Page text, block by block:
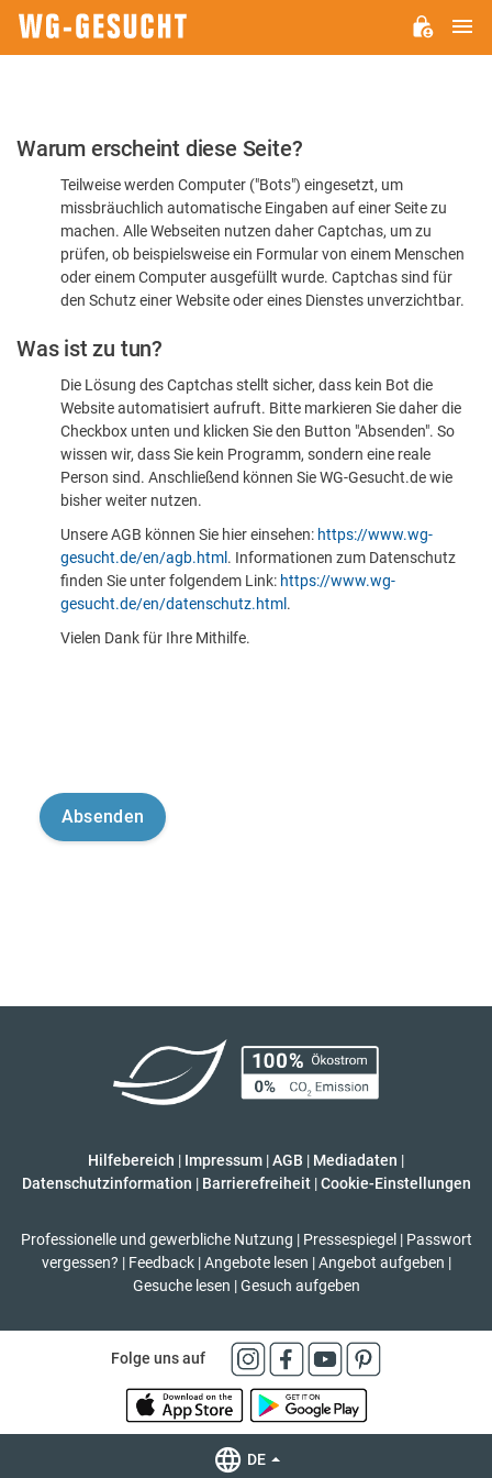
Bitte
dass
sind
Warum erscheint diese Seite?
Teilweise werden Computer ("Bots") eingesetzt, um
missbräuchlich automatische Eingaben auf einer Seite zu
machen. Alle Webseiten nutzen daher Captchas, um zu
prüfen, ob beispielsweise ein Formular von einem Menschen
oder einem Computer ausgefüllt wurde. Captchas sind für
den Schutz einer Website oder eines Dienstes unverzichtbar.
Was ist zu tun?
Die Lösung des Captchas stellt sicher, dass kein Bot die
Website automatisiert aufruft. Bitte markieren Sie daher die
Checkbox unten und klicken Sie den Button "Absenden". So
wissen wir, dass Sie kein Programm, sondern eine reale
Person sind. Anschließend können Sie WG-Gesucht.de wie
bisher weiter nutzen.
Unsere AGB können Sie hier einsehen: https://www.wg-
gesucht.de/en/agb.html . Informationen zum Datenschutz
finden Sie unter folgendem Link: https://www.wg-
gesucht.de/en/datenschutz.html .
Vielen Dank für Ihre Mithilfe.
Hilfebereich | Impressum |AGB | Mediadaten |
Datenschutzinformation | Barrierefreiheit | Cookie-Einstellungen
Professionelle und gewerbliche Nutzung | Pressespiegel | Passwort
vergessen? | Feedback | Angebote lesen | Angebot aufgeben |
Gesuche lesen | Gesuch aufgeben
Folge uns auf
DE